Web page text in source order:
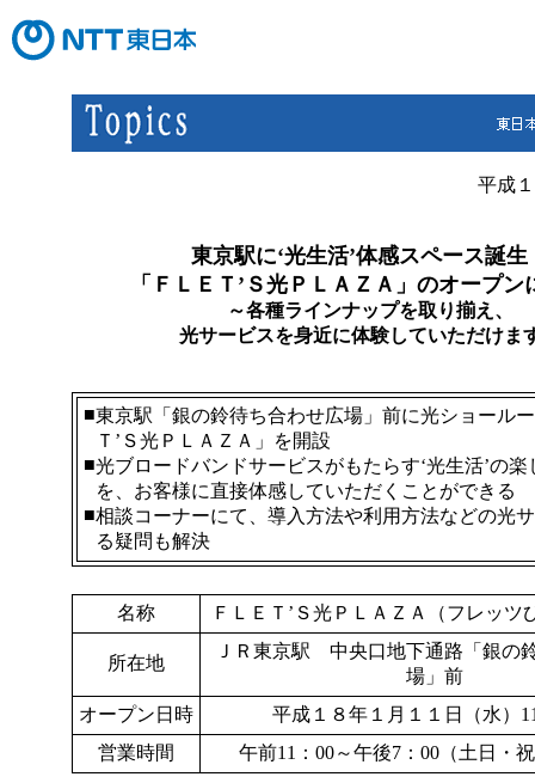
平成
東京駅に‘光生活’体感スペース誕生
「ＦＬＥＴ’Ｓ光ＰＬＡＺＡ」のオープン
～各種ラインナップを取り揃え、
光サービスを身近に体験していただけま
■東京駅「銀の鈴待ち合わせ広場」前に光ショール
Ｔ’Ｓ光ＰＬＡＺＡ」を開設
■光ブロードバンドサービスがもたらす‘光生活’の
を、お客様に直接体感していただくことができる
■相談コーナーにて、導入方法や利用方法などの光
る疑問も解決
名称 ＦＬＥＴ’Ｓ光ＰＬＡＺＡ（フレッツ
所在地
ＪＲ東京駅 中央口地下通路「銀の
場」前
オープン日時
平成１８年１月１１日（水）
営業時間
午前11：00～午後7：00（土日・